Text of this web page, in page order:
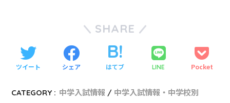
SHARE
ツイート シェア はてブ LINE Pocket
CATEGORY : 中学入試情報
中学入試情報・中学校別